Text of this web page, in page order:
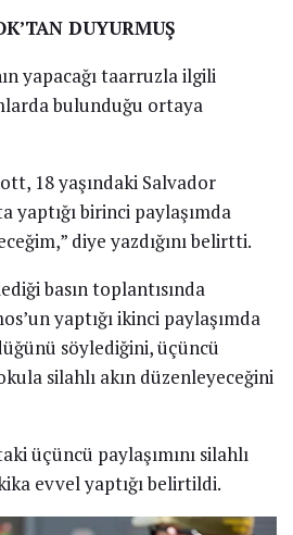
DUYURMUŞ
yapacağı taarruzla ilgili
bulunduğu ortaya
18 yaşındaki Salvador
yaptığı birinci paylaşımda
diye yazdığını belirtti.
basın toplantısında
yaptığı ikinci paylaşımda
söylediğini, üçüncü
silahlı akın düzenleyeceğini
üçüncü paylaşımını silahlı
evvel yaptığı belirtildi.